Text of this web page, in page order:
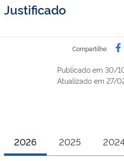
Justificado
Compartilhe:
Publicado em 30/
Atualizado em 27/
2026 2025